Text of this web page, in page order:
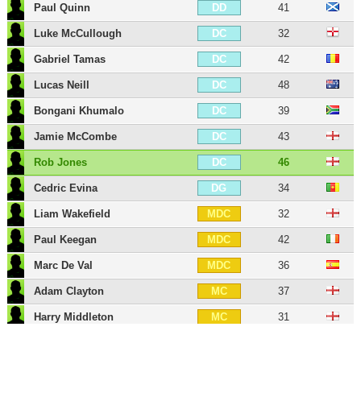
Paul Quinn DD 41
Luke McCullough DC 32
Gabriel Tamas DC 42
Lucas Neill DC 48
Bongani Khumalo DC 39
Jamie McCombe DC 43
Rob Jones DC 46
Cedric Evina DG 34
Liam Wakefield MDC 32
Paul Keegan MDC 42
Marc De Val MDC 36
Adam Clayton MC 37
Harry Middleton MC 31